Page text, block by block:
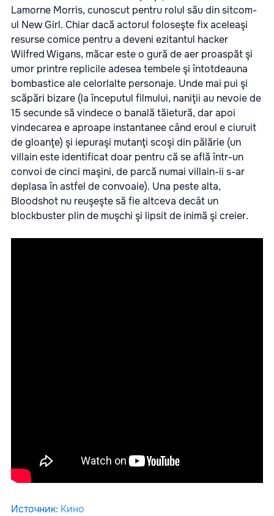
Lamorne Morris, cunoscut pentru rolul său din sitcom-
ul New Girl. Chiar dacă actorul foloseşte fix aceleaşi
resurse comice pentru a deveni ezitantul hacker
Wilfred Wigans, măcar este o gură de aer proaspăt şi
umor printre replicile adesea tembele şi întotdeauna
bombastice ale celorlalte personaje. Unde mai pui şi
scăpări bizare (la începutul filmului, naniţii au nevoie de
15 secunde să vindece o banală tăietură, dar apoi
vindecarea e aproape instantanee când eroul e ciuruit
de gloanţe) şi iepuraşi mutanţi scoşi din pălărie (un
villain este identificat doar pentru că se află într-un
convoi de cinci maşini, de parcă numai villain-ii s-ar
deplasa în astfel de convoaie). Una peste alta,
Bloodshot nu reuşeşte să fie altceva decât un
blockbuster plin de muşchi şi lipsit de inimă şi creier.
Источник: Кино